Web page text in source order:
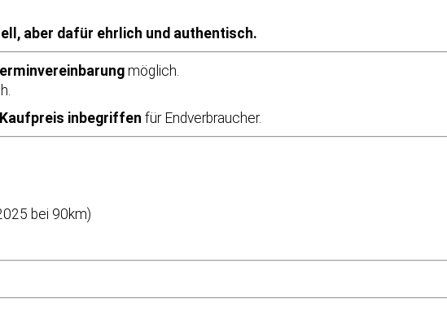
aber dafür ehrlich und authentisch.
möglich.
inbegriffen für Endverbraucher.
bei 90km)